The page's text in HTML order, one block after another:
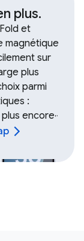
plus.
et
magnétique
sur
plus
parmi
:
encore,.